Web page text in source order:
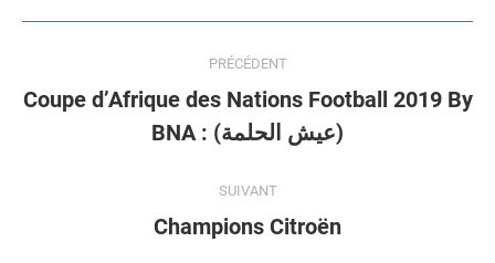
de
commentaire
PRÉCÉDENT
Onglet
précédent
Coupe d’Afrique des Nations Football 2019 By
BNA : (عيش الحلمة)
SUIVANT
Projets
Champions Citroën